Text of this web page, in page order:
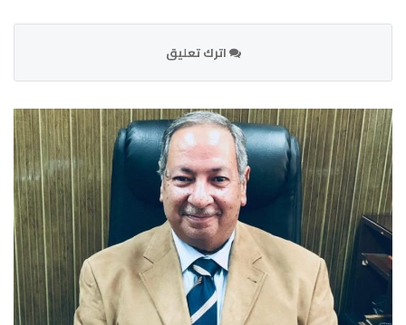
اترك تعليق